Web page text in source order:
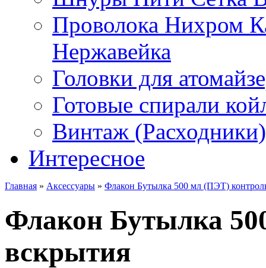
Проволока Нихром
Нержавейка
Головки для
Готовые спирали
Винтаж (Расходники)
Интересное
Главная » Аксессуары » Флакон Бутылка 500 мл (ПЭТ)
Флакон Бутылка
вскрытия